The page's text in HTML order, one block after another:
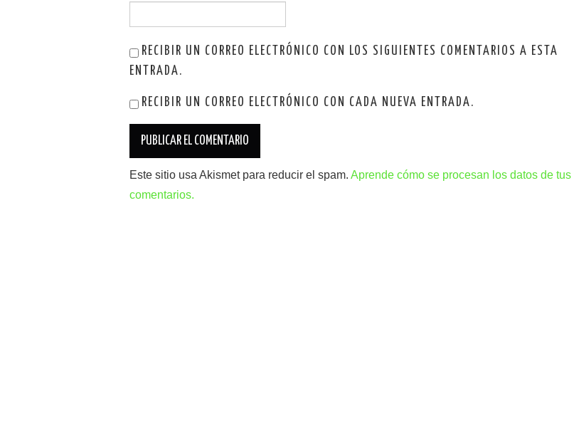
RECIBIR UN CORREO ELECTRÓNICO CON LOS SIGUIENTES COMENTARIOS A ESTA
ENTRADA.
RECIBIR UN CORREO ELECTRÓNICO CON CADA NUEVA ENTRADA.
Este sitio usa Akismet para reducir el spam. Aprende cómo se procesan los datos de tus
comentarios.